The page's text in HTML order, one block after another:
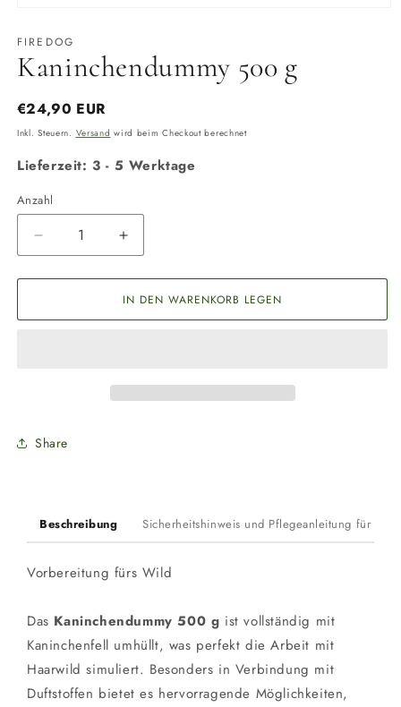
in
öffnen
FIREDOG
Kaninchendummy 500 g
Normaler
Preis
€24,90 EUR
Inkl. Steuern. Versand wird beim Checkout berechnet
Lieferzeit: 3 - 5 Werktage
Anzahl
Anzahl
Verringere
die
Menge
Kaninchendummy
Erhöhe
die
Menge
für
Kaninchendummy
IN DEN WARENKORB LEGEN
Share
Beschreibung Sicherheitshinweis und Pflegeanleitung für
Vorbereitung fürs Wild
Das Kaninchendummy 500 g ist vollständig mit
Kaninchenfell umhüllt, was perfekt die Arbeit mit
Haarwild simuliert. Besonders in Verbindung mit
Duftstoffen bietet es hervorragende Möglichkeiten,